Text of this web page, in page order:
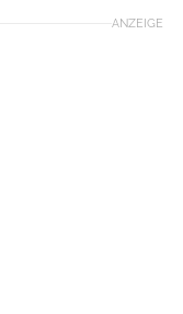
ANZEIGE